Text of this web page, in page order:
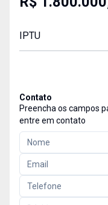
IPTU
Contato
Preencha os campos
entre em contato